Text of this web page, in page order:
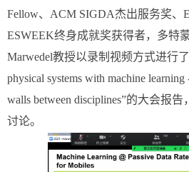
Fellow、ACM SIGDA杰出服务奖、
ESWEEK终身成就奖获得者，多特
Marwedel教授以录制视频方式进行
physical systems with machine
walls between disciplines”的大会报
讨论。